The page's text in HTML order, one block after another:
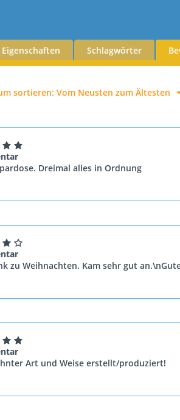
Eigenschaften Schlagwörter
sortieren: Vom Neusten zum Ältesten
Dreimal alles in Ordnung
zu Weihnachten. Kam sehr gut
Art und Weise erstellt/produziert!